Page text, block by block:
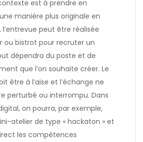
est à prendre en
manière plus originale en
peut être réalisée
ou bistrot pour recruter un
dépendra du poste et de
que l’on souhaite créer. Le
être à l’aise et l’échange ne
perturbé ou interrompu. Dans
on pourra, par exemple,
atelier de type « hackaton » et
les compétences